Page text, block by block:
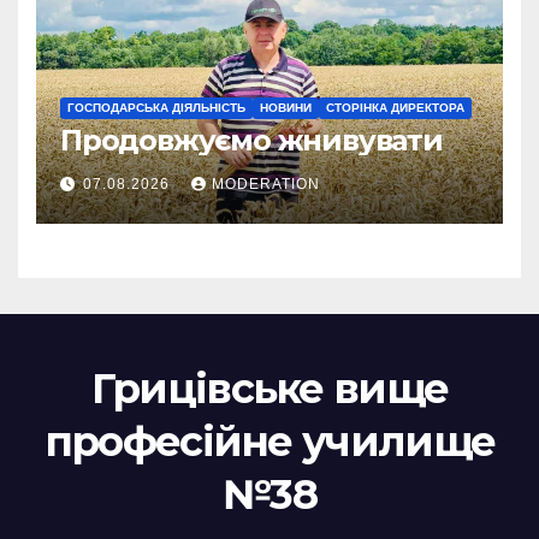
ГОСПОДАРСЬКА ДІЯЛЬНІСТЬ НОВИНИ СТОРІНКА ДИРЕКТОРА
Продовжуємо жнивувати
07.08.2026 MODERATION
Грицівське вище
професійне училище
№38